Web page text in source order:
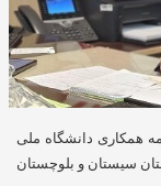
همکاری دانشگاه ملی
سیستان و بلوچستان